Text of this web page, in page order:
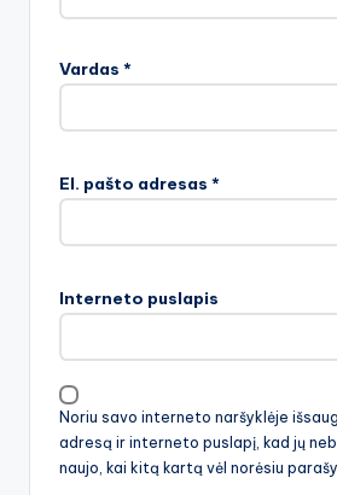
Vardas *
El. pašto adresas *
Interneto puslapis
Noriu savo interneto naršyklėje
adresą ir interneto puslapį, kad jų
naujo, kai kitą kartą vėl norėsiu